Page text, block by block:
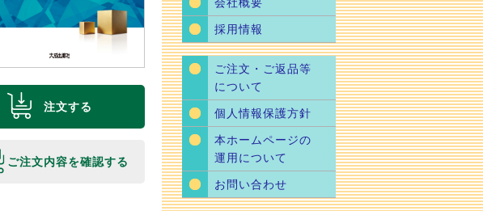
注文する
ご注文内容を確認する
採用情報
ご注文・ご返品等
について
個人情報保護方針
本ホームページの
運用について
お問い合わせ